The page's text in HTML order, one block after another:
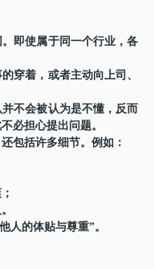
即使属于同一个行业，各
穿着，或者主动向上司、
不会被认为是不懂，反而
必担心提出问题。
包括许多细节。例如：
人的体贴与尊重”。